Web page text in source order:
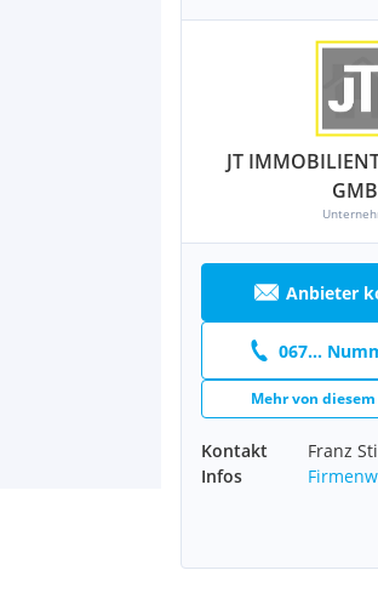
JT
Anbieter
067...
Mehr von
Kontakt
Franz
Infos